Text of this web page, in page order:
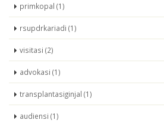
primkopal (1)
rsupdrkariadi (1)
visitasi (2)
advokasi (1)
transplantasiginjal (1)
audiensi (1)